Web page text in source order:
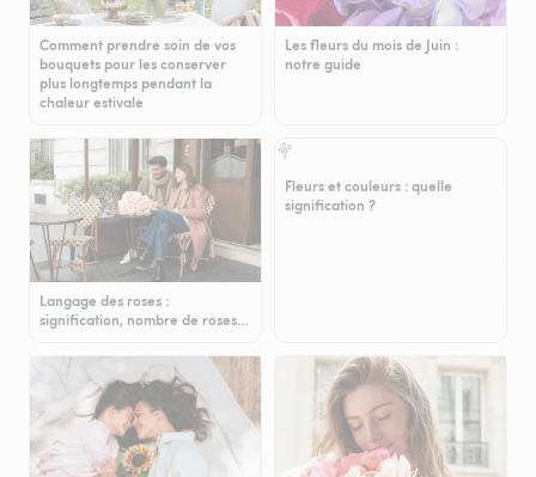
Comment prendre soin de vos
bouquets pour les conserver
plus longtemps pendant la
chaleur estivale
Les fleurs du mois de Juin :
notre guide
Langage des roses :
signification, nombre de roses…
Fleurs et couleurs : quelle
signification ?